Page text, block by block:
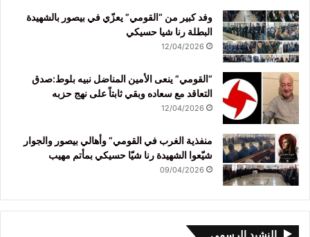
وفد كبير من “القومي” يعزّي في بيصور بالشهيدة
البطلة رنا شيا حسيكي
12/04/2026
“القومي” ينعى الأمين المناضل نبيه بلوط:صدق
التعاقد مع سعاده وبقي ثابتاً على نهج حزبه
12/04/2026
منفذية الغرب في القومي” وأهالي بيصور والجوار
شيّعوا الشهيدة رنا شيّا حسيكي بمأتم مهيب
09/04/2026
النشيد الرسمي